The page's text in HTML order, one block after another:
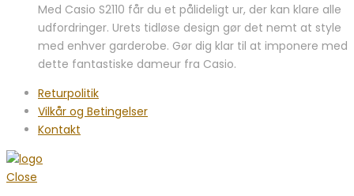
Med Casio S2110 får du et pålideligt ur, der kan klare alle
udfordringer. Urets tidløse design gør det nemt at style
med enhver garderobe. Gør dig klar til at imponere med
dette fantastiske dameur fra Casio.
Returpolitik
Vilkår og Betingelser
Kontakt
Close